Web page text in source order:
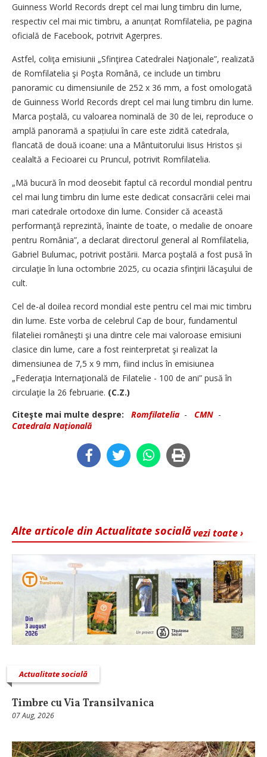
Guinness World Records drept cel mai lung timbru din lume,
respectiv cel mai mic timbru, a anunțat Romfilatelia, pe pagina
oficială de Facebook, potrivit Agerpres.
Astfel, coliţa emisiunii „Sfinţirea Catedralei Naţionale”, realizată
de Romfilatelia şi Poşta Română, ce include un timbru
panoramic cu dimensiunile de 252 x 36 mm, a fost omologată
de Guinness World Records drept cel mai lung timbru din lume.
Marca poștală, cu valoarea nominală de 30 de lei, reproduce o
amplă panoramă a spațiului în care este zidită catedrala,
flancată de două icoane: una a Mântuitorului Iisus Hristos și
cealaltă a Fecioarei cu Pruncul, potrivit Romfilatelia.
„Mă bucură în mod deosebit faptul că recordul mondial pentru
cel mai lung timbru din lume este dedicat consacrării celei mai
mari catedrale ortodoxe din lume. Consider că această
performanţă reprezintă, înainte de toate, o medalie de onoare
pentru România”, a declarat directorul general al Romfilatelia,
Gabriel Bulumac, potrivit postării. Marca poştală a fost pusă în
circulaţie în luna octombrie 2025, cu ocazia sfinţirii lăcaşului de
cult.
Cel de-al doilea record mondial este pentru cel mai mic timbru
din lume. Este vorba de celebrul Cap de bour, fundamentul
filateliei româneşti şi una dintre cele mai valoroase emisiuni
clasice din lume, care a fost reinterpretat şi realizat la
dimensiunea de 7,5 x 9 mm, fiind inclus în emisiunea
„Federaţia Internaţională de Filatelie - 100 de ani” pusă în
circulaţie la 26 februarie. (C.Z.)
Citeşte mai multe despre:
Romfilatelia - CMN -
Catedrala Națională
vezi toate ›
Alte articole din Actualitate socială
Actualitate socială
Timbre cu Via Transilvanica
07 Aug, 2026